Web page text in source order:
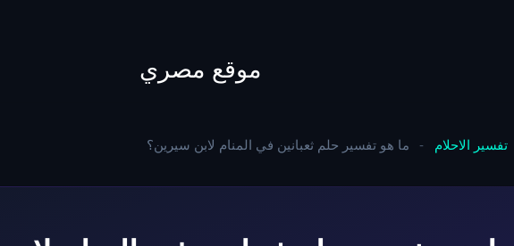
موقع مصري
تفسير الاحلام - ما هو تفسير حلم ثعبانين في المنام لابن سيرين؟